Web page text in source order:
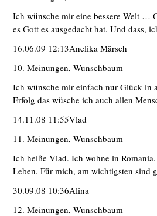
Ich wünsche mir eine bessere Welt …
es Gott es ausgedacht hat. Und dass,
16.06.09 12:13Anelika Märsch
10. Meinungen, Wunschbaum
Ich wünsche mir einfach nur Glück in
Erfolg das wüsche ich auch allen
14.11.08 11:55Vlad
11. Meinungen, Wunschbaum
Ich heiße Vlad. Ich wohne in
Leben. Für mich, am wichtigsten sind
30.09.08 10:36Alina
12. Meinungen, Wunschbaum